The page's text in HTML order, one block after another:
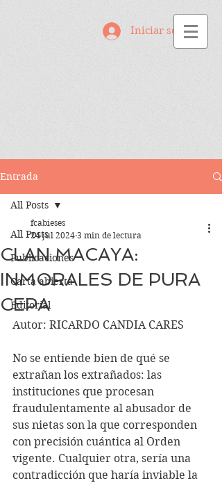
Iniciar sesión
Entrada
All Posts
Publicaciones
Carta abierta
Editorial
All Posts
CLAN MACAYA:
INMORALES DE PURA
CEPA
fcabieses
24 jul 2024 3 min de lectura
Autor: RICARDO CANDIA CARES
No se entiende bien de qué se
extrañan los extrañados: las
instituciones que procesan
fraudulentamente al abusador de
sus nietas son la que corresponden
con precisión cuántica al Orden
vigente. Cualquier otra, sería una
contradicción que haría inviable la